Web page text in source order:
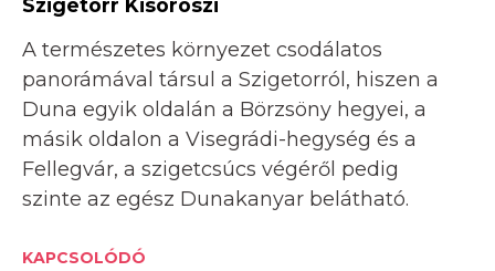
A természetes környezet csodálatos
panorámával társul a Szigetorról, hiszen a
Duna egyik oldalán a Börzsöny hegyei, a
másik oldalon a Visegrádi-hegység és a
Fellegvár, a szigetcsúcs végéről pedig
szinte az egész Dunakanyar belátható.
KAPCSOLÓDÓ